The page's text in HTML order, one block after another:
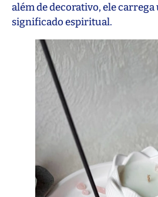
além de decorativo, ele
significado espiritual.